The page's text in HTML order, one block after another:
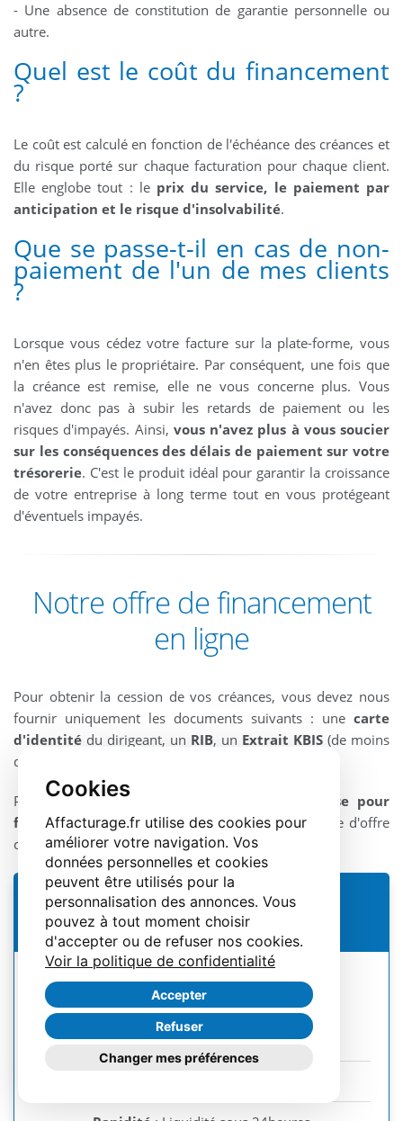
Cookies
Affacturage.fr utilise des cookies pour
améliorer votre navigation. Vos
données personnelles et cookies
peuvent être utilisés pour la
personnalisation des annonces. Vous
pouvez à tout moment choisir
d'accepter ou de refuser nos cookies.
Voir la politique de confidentialité
Accepter
Refuser
Changer mes préférences
- Une absence de constitution de garantie personnelle ou
autre.
Quel est le coût du financement
?
Le coût est calculé en fonction de l'échéance des créances et
du risque porté sur chaque facturation pour chaque client.
Elle englobe tout : le prix du service, le paiement par
anticipation et le risque d'insolvabilité.
Que se passe-t-il en cas de non-
paiement de l'un de mes clients
?
Lorsque vous cédez votre facture sur la plate-forme, vous
n'en êtes plus le propriétaire. Par conséquent, une fois que
la créance est remise, elle ne vous concerne plus. Vous
n'avez donc pas à subir les retards de paiement ou les
risques d'impayés. Ainsi, vous n'avez plus à vous soucier
sur les conséquences des délais de paiement sur votre
trésorerie. C'est le produit idéal pour garantir la croissance
de votre entreprise à long terme tout en vous protégeant
d'éventuels impayés.
Notre offre de financement
en ligne
Pour obtenir la cession de vos créances, vous devez nous
fournir uniquement les documents suivants : une carte
d'identité du dirigeant, un RIB, un Extrait KBIS (de moins
de 3 mois).
Pourdécouvrir l'éligibilité de votre entreprise pour
financer vos facturations , effectuez une demande d'offre
ci-dessous.
FINANCEMENT DE FACTURES
1
Obtenir une offre